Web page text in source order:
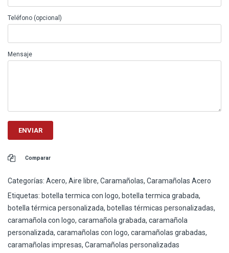
Teléfono (opcional)
Mensaje
Comparar
Categorías: Acero, Aire libre, Caramañolas, Caramañolas Acero
Etiquetas: botella termica con logo, botella termica grabada,
botella térmica personalizada, botellas térmicas personalizadas,
caramañola con logo, caramañola grabada, caramañola
personalizada, caramañolas con logo, caramañolas grabadas,
caramañolas impresas, Caramañolas personalizadas